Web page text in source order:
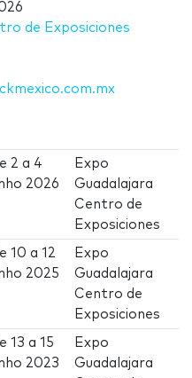
de Exposiciones
2 a 4
2026
Expo
Guadalajara
Centro de
Exposiciones
10 a12
2025
Expo
Guadalajara
Centro de
Exposiciones
13 a15
2023
Expo
Guadalajara